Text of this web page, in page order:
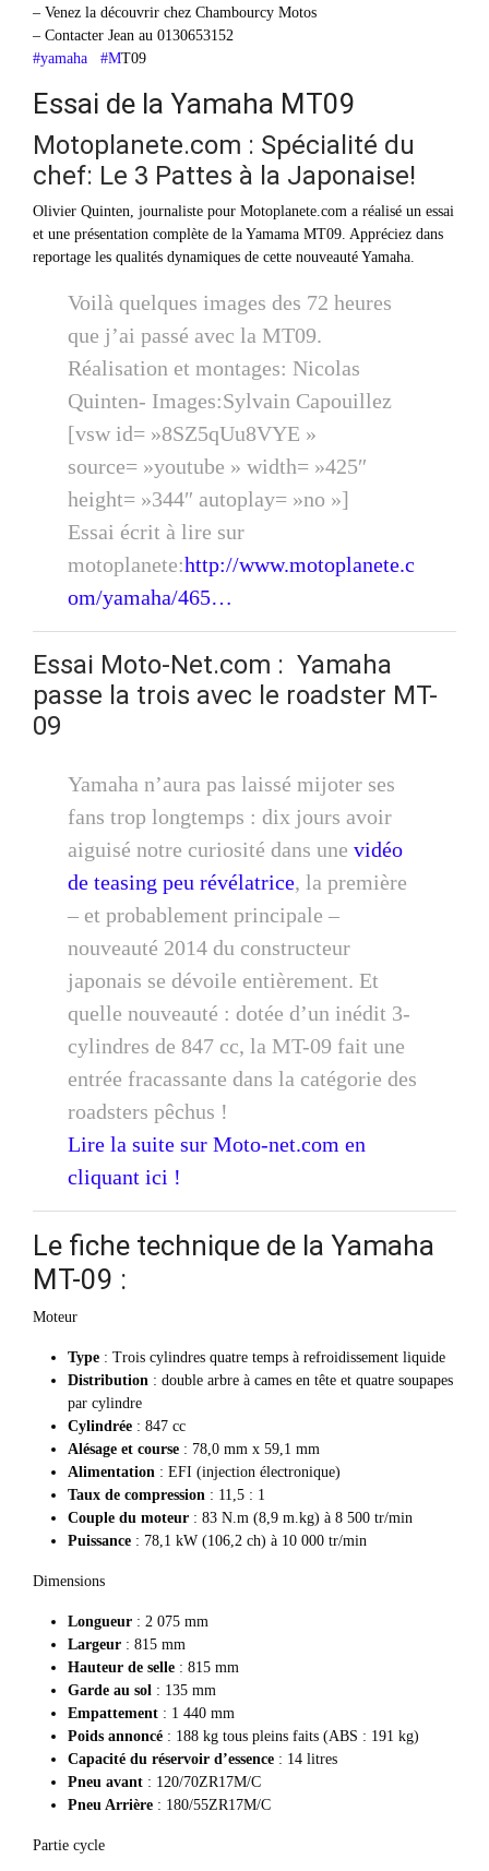
– Venez la découvrir chez Chambourcy Motos
– Contacter Jean au 0130653152
#yamaha
#MT09
Essai de la Yamaha MT09
Motoplanete.com : Spécialité du
chef: Le 3 Pattes à la Japonaise!
Olivier Quinten, journaliste pour Motoplanete.com a réalisé un essai
et une présentation complète de la Yamama MT09. Appréciez dans
reportage les qualités dynamiques de cette nouveauté Yamaha.
Voilà quelques images des 72 heures
que j’ai passé avec la MT09.
Réalisation et montages: Nicolas
Quinten- Images:Sylvain Capouillez
[vsw id= »8SZ5qUu8VYE »
source= »youtube » width= »425″
height= »344″ autoplay= »no »]
Essai écrit à lire sur
motoplanete:http://www.motoplanete.c
om/yamaha/465…
Essai Moto-Net.com : Yamaha
passe la trois avec le roadster MT-
09
Yamaha n’aura pas laissé mijoter ses
fans trop longtemps : dix jours avoir
aiguisé notre curiosité dans une vidéo
de teasing peu révélatrice, la première
– et probablement principale –
nouveauté 2014 du constructeur
japonais se dévoile entièrement. Et
quelle nouveauté : dotée d’un inédit 3-
cylindres de 847 cc, la MT-09 fait une
entrée fracassante dans la catégorie des
roadsters pêchus !
Lire la suite sur Moto-net.com en
cliquant ici !
Le fiche technique de la Yamaha
MT-09 :
Moteur
Type : Trois cylindres quatre temps à refroidissement liquide
Distribution : double arbre à cames en tête et quatre soupapes
par cylindre
Cylindrée : 847 cc
Alésage et course : 78,0 mm x 59,1 mm
Alimentation : EFI (injection électronique)
Taux de compression : 11,5 : 1
Couple du moteur : 83 N.m (8,9 m.kg) à 8 500 tr/min
Puissance : 78,1 kW (106,2 ch) à 10 000 tr/min
Dimensions
Longueur : 2 075 mm
Largeur : 815 mm
Hauteur de selle : 815 mm
Garde au sol : 135 mm
Empattement : 1 440 mm
Poids annoncé : 188 kg tous pleins faits (ABS : 191 kg)
Capacité du réservoir d’essence : 14 litres
Pneu avant : 120/70ZR17M/C
Pneu Arrière : 180/55ZR17M/C
Partie cycle